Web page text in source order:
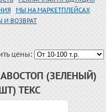
МЫ НА МАРКЕТПЛЕЙСАХ
И ВОЗВРАТ
цены:
(ЗЕЛЕНЫЙ)
ТЕКС